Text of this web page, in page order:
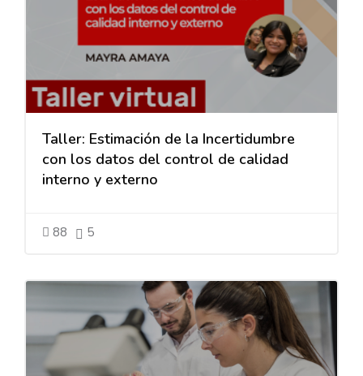
Taller: Estimación de la Incertidumbre
con los datos del control de calidad
interno y externo
88 5